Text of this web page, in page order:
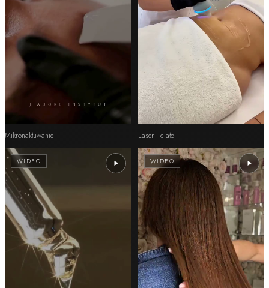
Mikronakłuwanie Laser i ciało
WIDEO WIDEO